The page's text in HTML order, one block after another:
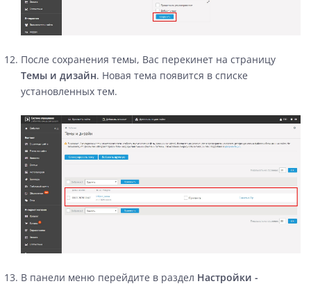
После сохранения темы, Вас перекинет на страницу
Темы и дизайн. Новая тема появится в списке
установленных тем.
В панели меню перейдите в раздел Настройки -